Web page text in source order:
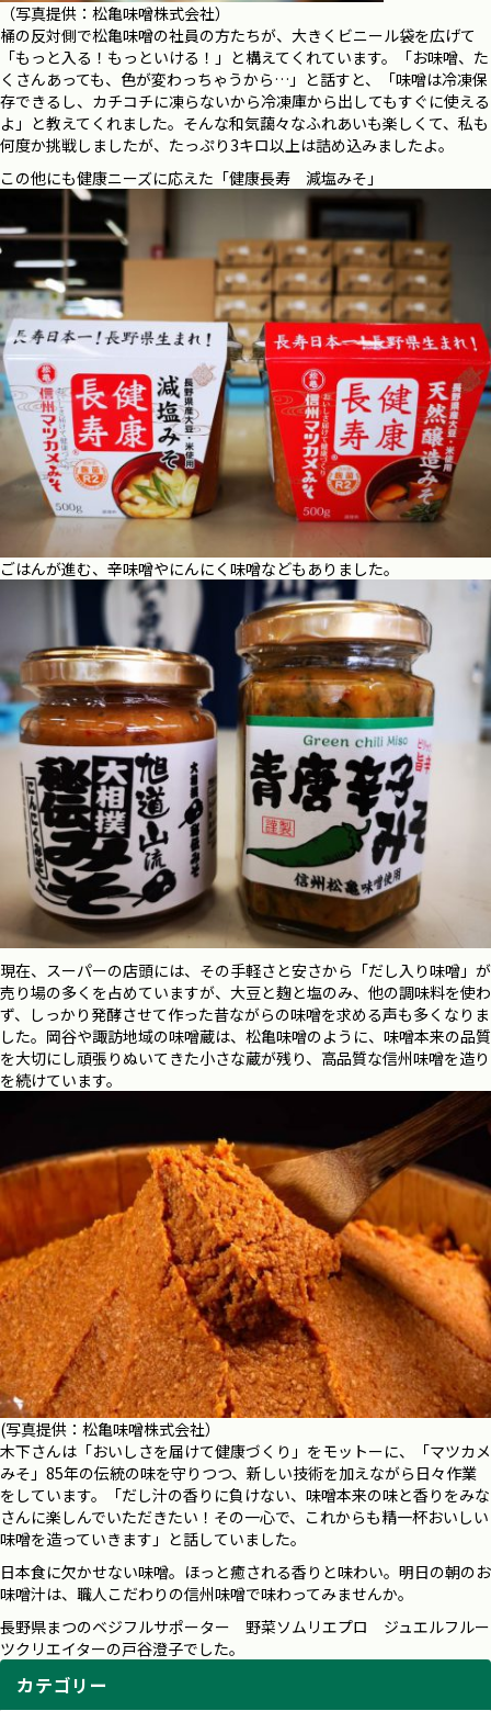
（写真提供：松亀味噌株式会社）
桶の反対側で松亀味噌の社員の方たちが、大きくビニール袋を広げて
「もっと入る！もっといける！」と構えてくれています。「お味噌、た
くさんあっても、色が変わっちゃうから…」と話すと、「味噌は冷凍保
存できるし、カチコチに凍らないから冷凍庫から出してもすぐに使える
よ」と教えてくれました。そんな和気藹々なふれあいも楽しくて、私も
何度か挑戦しましたが、たっぷり3キロ以上は詰め込みましたよ。
この他にも健康ニーズに応えた「健康長寿 減塩みそ」
ごはんが進む、辛味噌やにんにく味噌などもありました。
現在、スーパーの店頭には、その手軽さと安さから「だし入り味噌」が
売り場の多くを占めていますが、大豆と麹と塩のみ、他の調味料を使わ
ず、しっかり発酵させて作った昔ながらの味噌を求める声も多くなりま
した。岡谷や諏訪地域の味噌蔵は、松亀味噌のように、味噌本来の品質
を大切にし頑張りぬいてきた小さな蔵が残り、高品質な信州味噌を造り
を続けています。
(写真提供：松亀味噌株式会社）
木下さんは「おいしさを届けて健康づくり」をモットーに、「マツカメ
みそ」85年の伝統の味を守りつつ、新しい技術を加えながら日々作業
をしています。「だし汁の香りに負けない、味噌本来の味と香りをみな
さんに楽しんでいただきたい！その一心で、これからも精一杯おいしい
味噌を造っていきます」と話していました。
日本食に欠かせない味噌。ほっと癒される香りと味わい。明日の朝のお
味噌汁は、職人こだわりの信州味噌で味わってみませんか。
長野県まつのベジフルサポーター 野菜ソムリエプロ ジュエルフルー
ツクリエイターの戸谷澄子でした。
カテゴリー